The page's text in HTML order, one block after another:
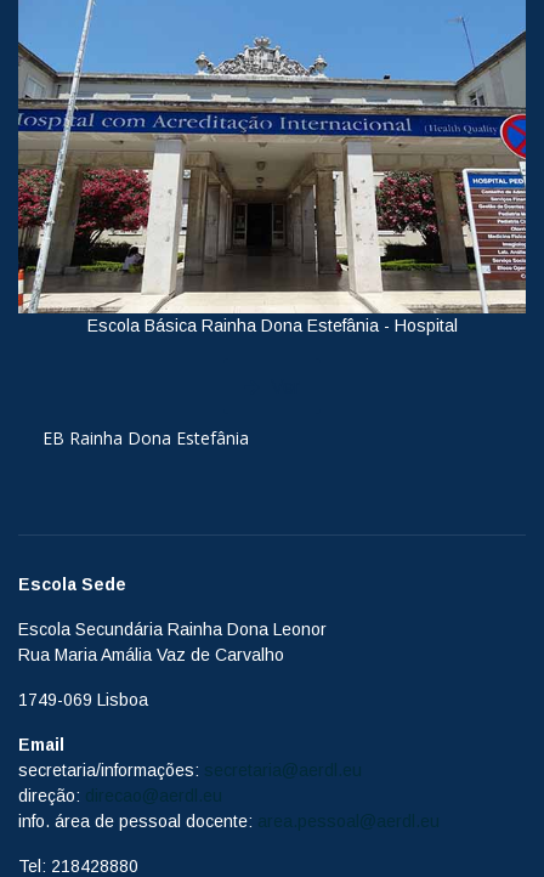
Escola Básica Rainha Dona Estefânia - Hospital
EB Rainha Dona Estefânia
Escola Sede
Escola Secundária Rainha Dona Leonor
Rua Maria Amália Vaz de Carvalho
1749-069 Lisboa
Email
secretaria/informações: secretaria@aerdl.eu
direção: direcao@aerdl.eu
info. área de pessoal docente: area.pessoal@aerdl.eu
Tel: 218428880